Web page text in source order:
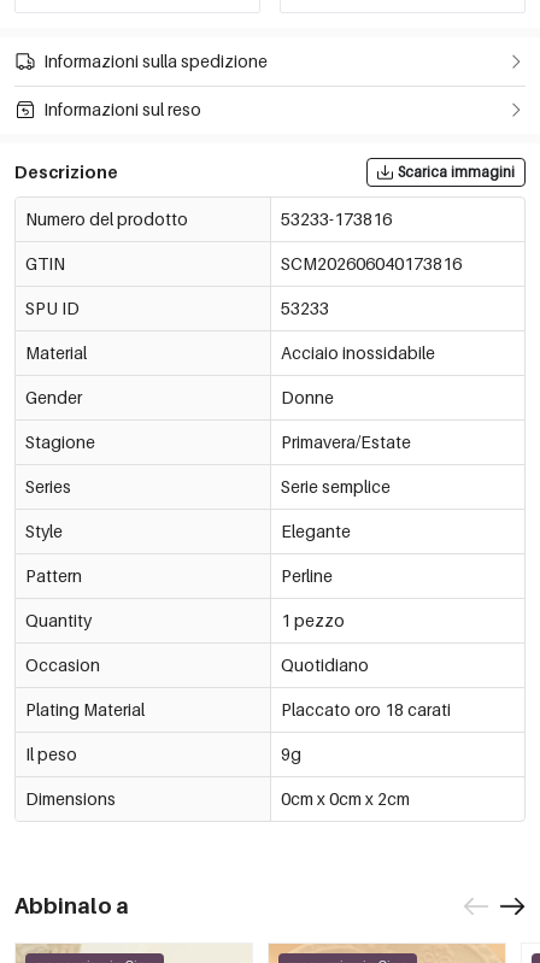
Informazioni sulla spedizione
Informazioni sul reso
Descrizione Scarica immagini
Numero del prodotto 53233-173816
GTIN SCM202606040173816
SPU ID 53233
Material Acciaio inossidabile
Gender Donne
Stagione Primavera/Estate
Series Serie semplice
Style Elegante
Pattern Perline
Quantity 1 pezzo
Occasion Quotidiano
Plating Material Placcato oro 18 carati
Il peso 9g
Dimensions 0cm x 0cm x 2cm
Abbinalo a